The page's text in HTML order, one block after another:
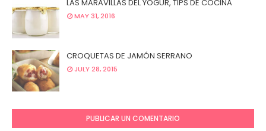
LAS MARAVILLAS DEL YOGUR, TIPS DE COCINA
MAY 31, 2016
CROQUETAS DE JAMÓN SERRANO
JULY 28, 2015
PUBLICAR UN COMENTARIO